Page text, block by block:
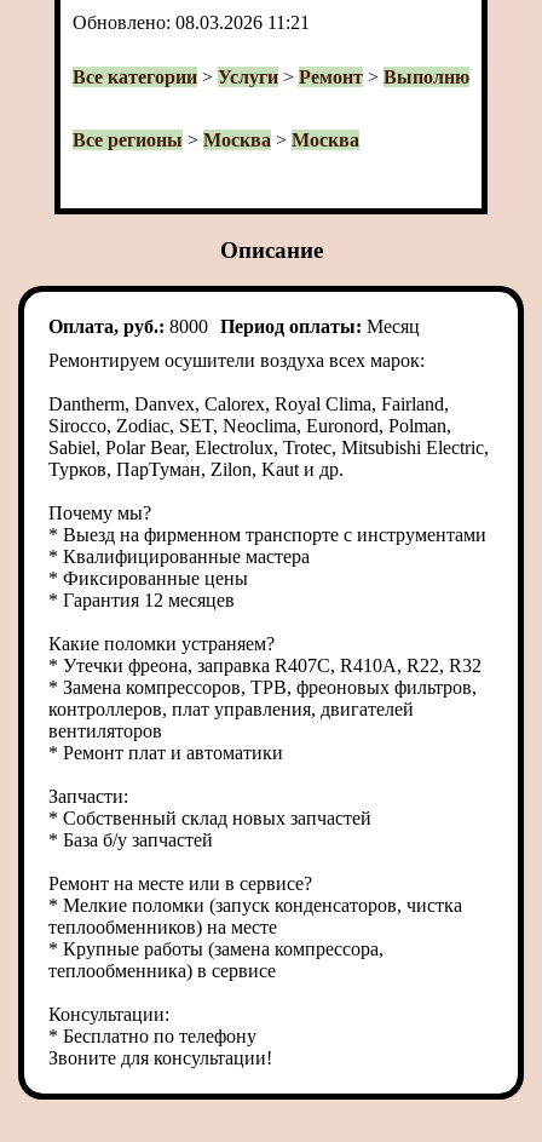
Обновлено: 08.03.2026 11:21
Все категории > Услуги > Ремонт > Выполню
Все регионы > Москва > Москва
Описание
Оплата, руб.: 8000 Период оплаты: Месяц
Ремонтируем осушители воздуха всех марок:
Dantherm, Danvex, Calorex, Royal Clima, Fairland,
Sirocco, Zodiac, SET, Neoclima, Euronord, Polman,
Sabiel, Polar Bear, Electrolux, Trotec, Mitsubishi Electric,
Турков, ПарТуман, Zilon, Kaut и др.
Почему мы?
* Выезд на фирменном транспорте с инструментами
* Квалифицированные мастера
* Фиксированные цены
* Гарантия 12 месяцев
Какие поломки устраняем?
* Утечки фреона, заправка R407C, R410A, R22, R32
* Замена компрессоров, ТРВ, фреоновых фильтров,
контроллеров, плат управления, двигателей
вентиляторов
* Ремонт плат и автоматики
Запчасти:
* Собственный склад новых запчастей
* База б/у запчастей
Ремонт на месте или в сервисе?
* Мелкие поломки (запуск конденсаторов, чистка
теплообменников) на месте
* Крупные работы (замена компрессора,
теплообменника) в сервисе
Консультации:
* Бесплатно по телефону
Звоните для консультации!